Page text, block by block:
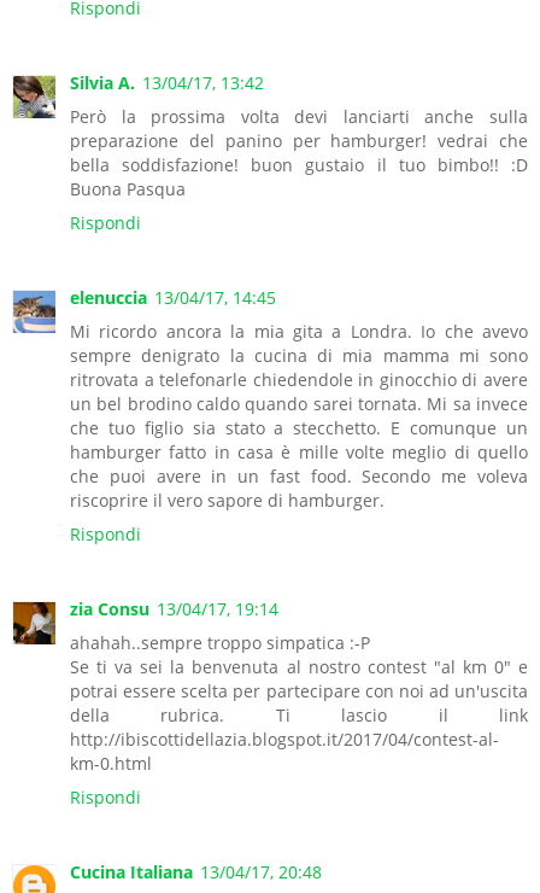
Rispondi
Silvia A. 13/04/17, 13:42
Però la prossima volta devi lanciarti anche sulla
preparazione del panino per hamburger! vedrai che
bella soddisfazione! buon gustaio il tuo bimbo!! :D
Buona Pasqua
Rispondi
elenuccia 13/04/17, 14:45
Mi ricordo ancora la mia gita a Londra. Io che avevo
sempre denigrato la cucina di mia mamma mi sono
ritrovata a telefonarle chiedendole in ginocchio di avere
un bel brodino caldo quando sarei tornata. Mi sa invece
che tuo figlio sia stato a stecchetto. E comunque un
hamburger fatto in casa è mille volte meglio di quello
che puoi avere in un fast food. Secondo me voleva
riscoprire il vero sapore di hamburger.
Rispondi
zia Consu 13/04/17, 19:14
ahahah..sempre troppo simpatica :-P
Se ti va sei la benvenuta al nostro contest "al km 0" e
potrai essere scelta per partecipare con noi ad un'uscita
della rubrica. Ti lascio il link
http://ibiscottidellazia.blogspot.it/2017/04/contest-al-
km-0.html
Rispondi
Cucina Italiana 13/04/17, 20:48